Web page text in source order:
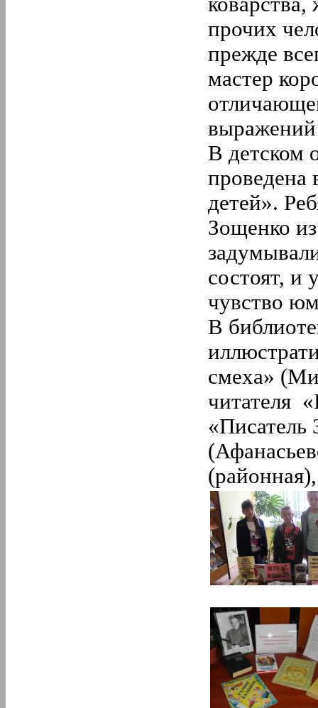
прочих
прежде
мастер
В детском
проведена
детей».
Зощенко
состоят, и
чувство
В
смеха»
читателя
«Писатель